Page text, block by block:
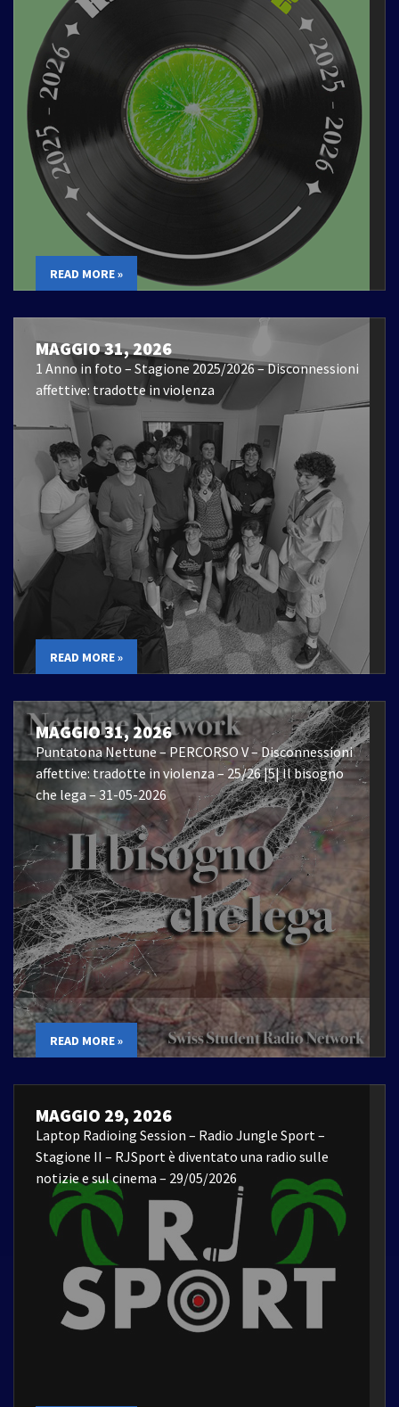
READ MORE »
MAGGIO 31, 2026
1 Anno in foto – Stagione 2025/2026 – Disconnessioni
affettive: tradotte in violenza
READ MORE »
MAGGIO 31, 2026
Puntatona Nettune – PERCORSO V – Disconnessioni
affettive: tradotte in violenza – 25/26 |5| Il bisogno
che lega – 31-05-2026
READ MORE »
MAGGIO 29, 2026
Laptop Radioing Session – Radio Jungle Sport –
Stagione II – RJSport è diventato una radio sulle
notizie e sul cinema – 29/05/2026